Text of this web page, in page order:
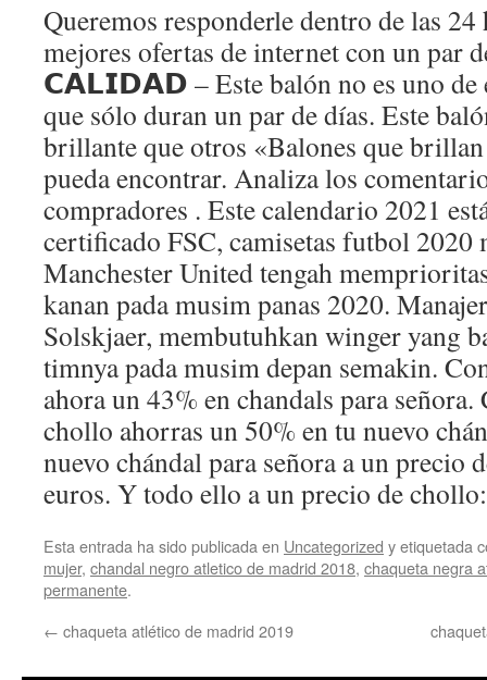
Queremos responderle dentro de las
mejores ofertas de internet con un par
𝗖𝗔𝗟𝗜𝗗𝗔𝗗 – Este balón no es uno de
que sólo duran un par de días. Este
brillante que otros «Balones que
pueda encontrar. Analiza los
compradores . Este calendario 2021
certificado FSC, camisetas futbol 2020
Manchester United tengah
kanan pada musim panas 2020.
Solskjaer, membutuhkan winger yang
timnya pada musim depan semakin.
ahora un 43% en chandals para
chollo ahorras un 50% en tu nuevo
nuevo chándal para señora a un precio
euros. Y todo ello a un precio de
Esta entrada ha sido publicada en Uncategorized y etiquetada
mujer, chandal negro atletico de madrid 2018, chaqueta negra
permanente.
← chaqueta atlético de madrid 2019